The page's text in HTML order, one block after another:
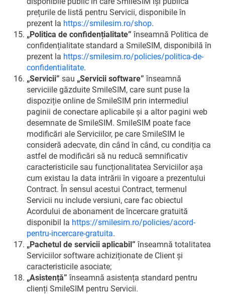
prețurile de listă pentru Servicii, disponibile în
prezent la https://smilesim.ro/shop.
„Politica de confidențialitate” înseamnă Politica de
confidențialitate standard a SmileSIM, disponibilă în
prezent la https://smilesim.ro/policies/politica-de-
confidentialitate.
„Servicii” sau „Servicii software” înseamnă
serviciile găzduite SmileSIM, care sunt puse la
dispoziție online de SmileSIM prin intermediul
paginii de conectare aplicabile și a altor pagini web
desemnate de SmileSIM. SmileSIM poate face
modificări ale Serviciilor, pe care SmileSIM le
consideră adecvate, din când în când, cu condiția ca
astfel de modificări să nu reducă semnificativ
caracteristicile sau funcționalitatea Serviciilor așa
cum existau la data intrării în vigoare a prezentului
Contract. În sensul acestui Contract, termenul
Servicii nu include versiuni, care fac obiectul
Acordului de abonament de încercare gratuită
disponibil la https://smilesim.ro/policies/acord-
pentru-incercare-gratuita.
„Pachetul de servicii aplicabil” înseamnă totalitatea
Serviciilor software achiziționate de Client și
caracteristicile asociate;
„Asistență” înseamnă asistența standard pentru
clienți SmileSIM pentru Servicii.